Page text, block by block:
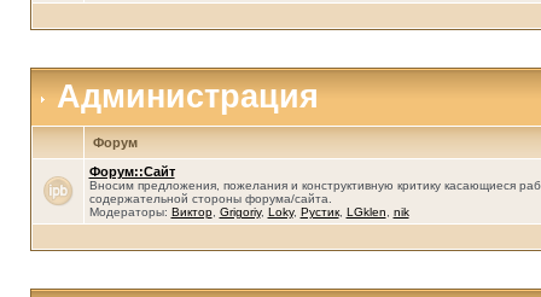
Администрация
Форум
Форум::Сайт
Вносим предложения, пожелания и конструктивную критику касающиеся
содержательной стороны форума/сайта.
Модераторы: Виктор, Grigoriy, Loky, Рустик, LGklen nik